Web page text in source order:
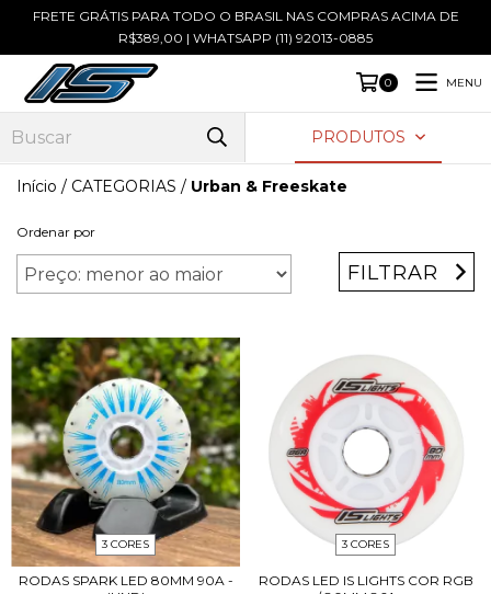
FRETE GRÁTIS PARA TODO O BRASIL NAS COMPRAS ACIMA DE
R$389,00 | WHATSAPP (11) 92013-0885
0 MENU
PRODUTOS
Início / CATEGORIAS / Urban & Freeskate
Ordenar por
FILTRAR
3 CORES
RODAS SPARK LED 80MM 90A -
3 CORES
RODAS LED IS LIGHTS COR RGB